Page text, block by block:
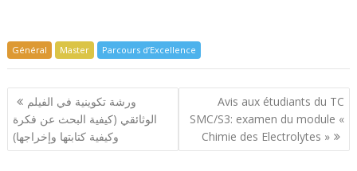
Général Master Parcours d’Excellence
Navigation
de
l’article
ورشة تكوينية في الفيلم
الوثائقي (كيفية البحث عن فكرة
وكيفية كتابتها وإخراجها)
Avis aux étudiants du TC
SMC/S3: examen du module «
Chimie des Electrolytes »